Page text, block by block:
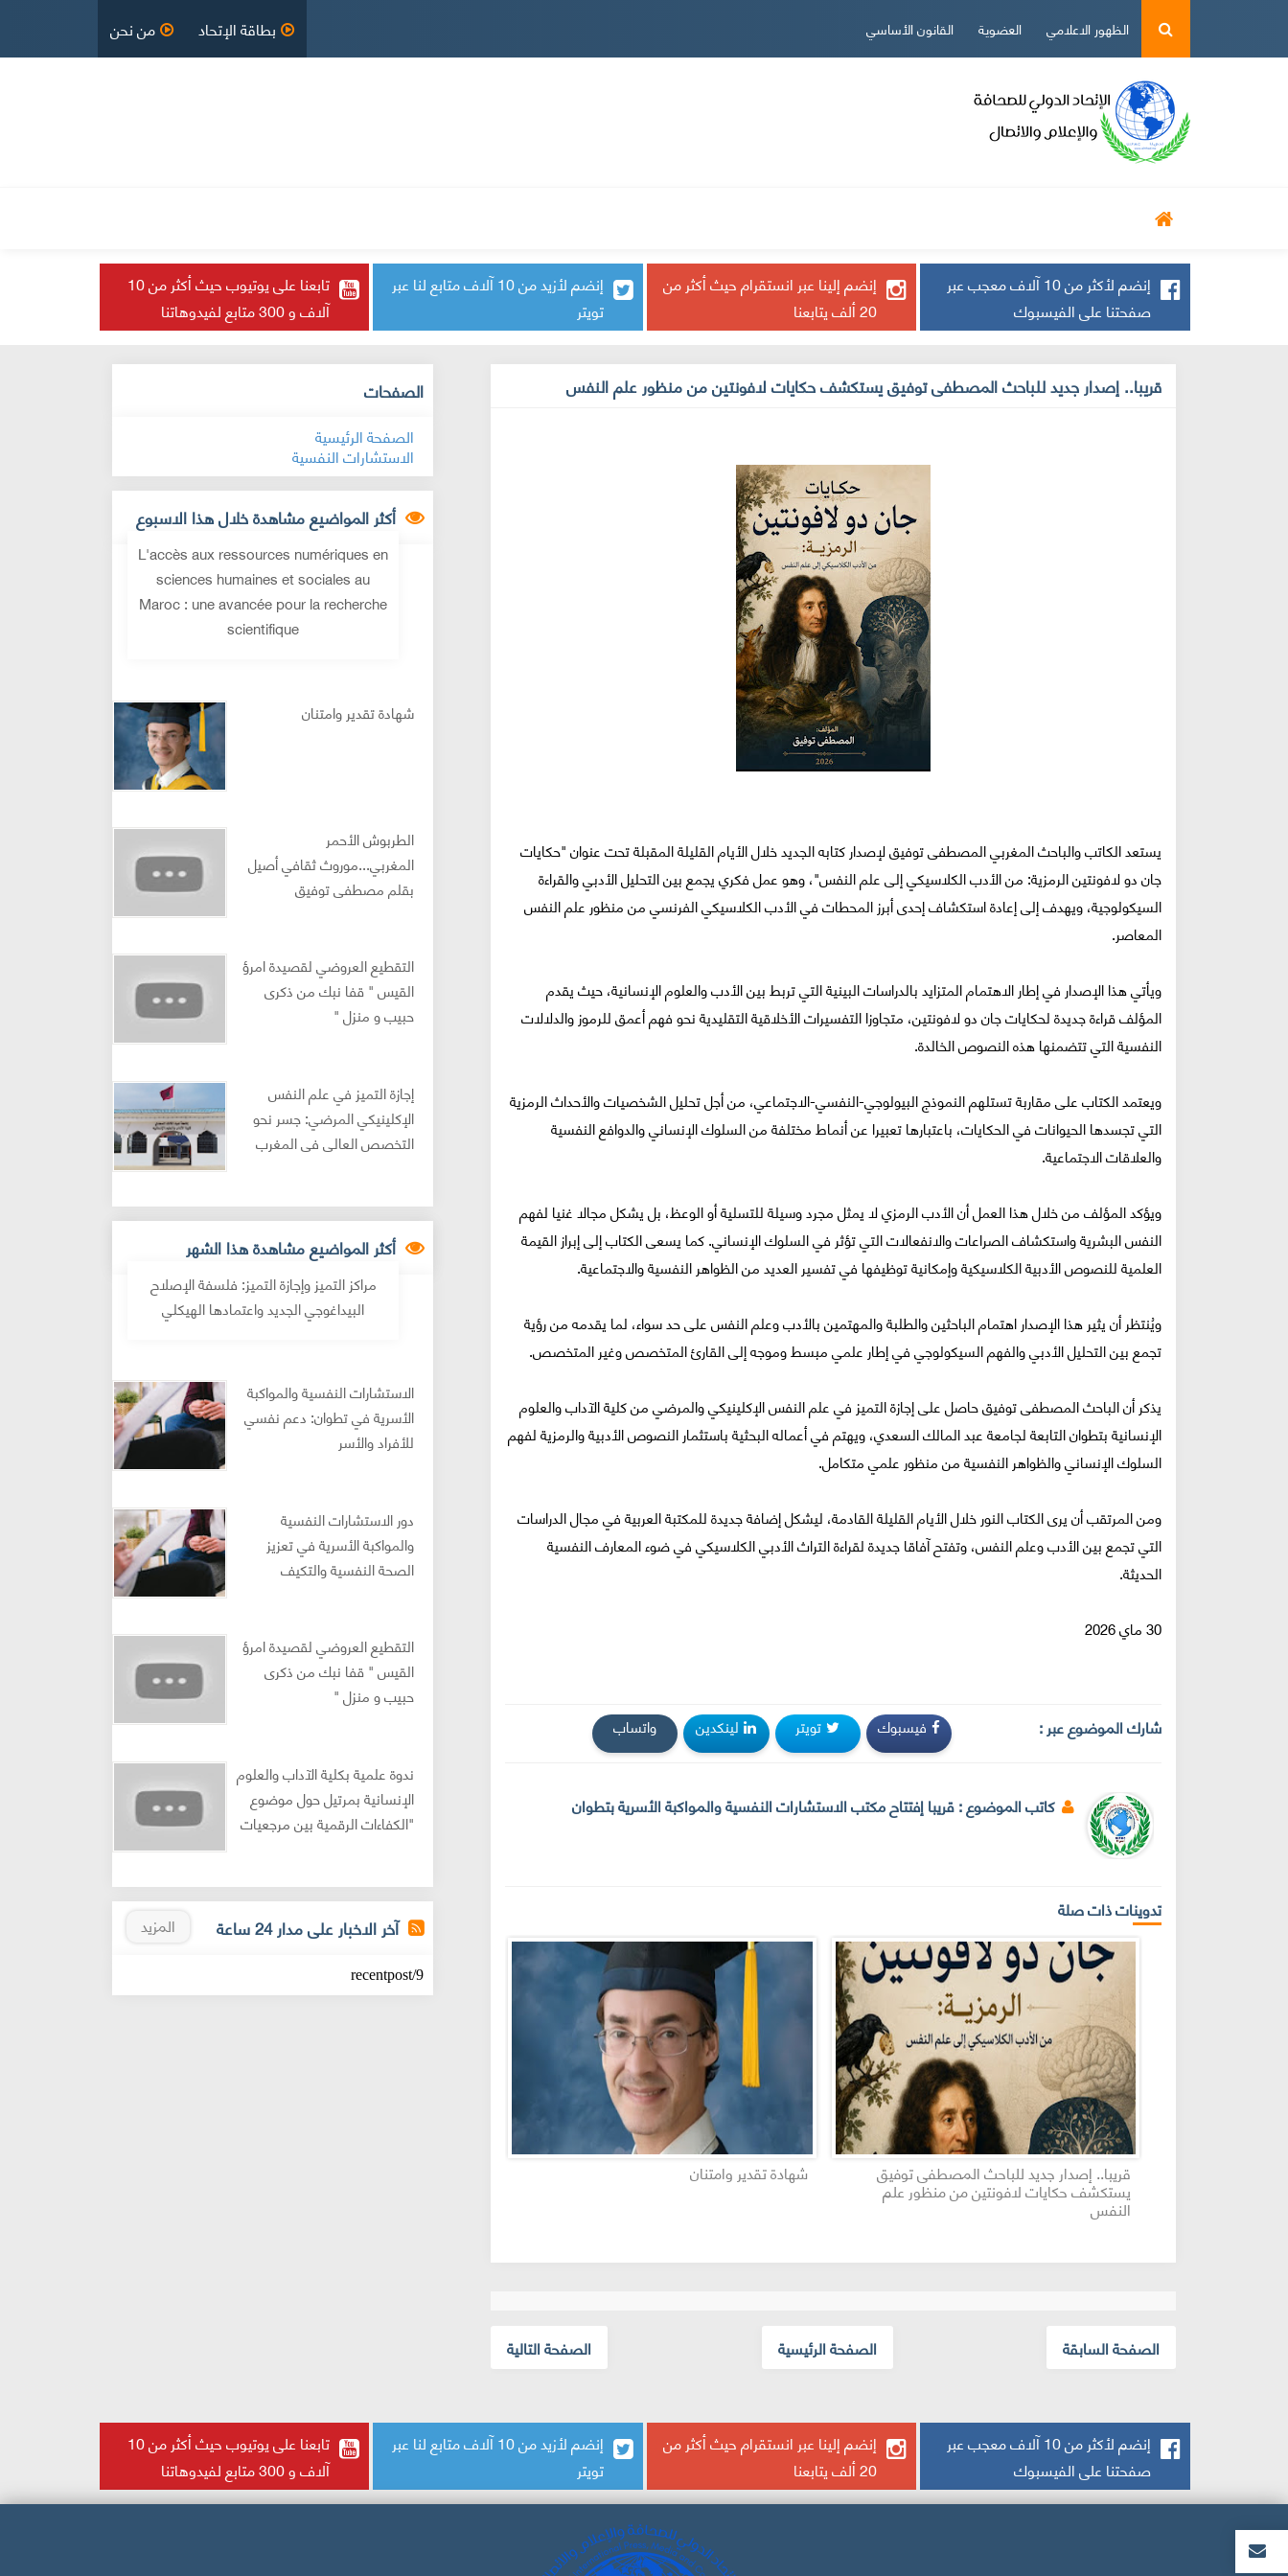
الظهور الاعلامي العضوية القانون الأساسي من نحن بطاقة الإتحاد
أخ دولية أخ وطنية حوارات رياضة ثقافة معرض الصور كتاب و آراء علم النفس القانون الأساسي English مدراء
إنضم لأكثر من 10 آلاف معجب عبر
صفحتنا على الفيسبوك
إنضم إلينا عبر انستقرام حيث أكثر من
20 ألف يتابعنا
إنضم لأزيد من 10 آلاف متابع لنا عبر
تويتر
تابعنا على يوتيوب حيث أكثر من 10
آلاف و 300 متابع لفيدوهاتنا
قريبا.. إصدار جديد للباحث المصطفى توفيق يستكشف حكايات لافونتين من منظور علم النفس
يستعد الكاتب والباحث المغربي المصطفى توفيق لإصدار كتابه الجديد خلال الأيام القليلة المقبلة تحت عنوان "حكايات
جان دو لافونتين الرمزية: من الأدب الكلاسيكي إلى علم النفس"، وهو عمل فكري يجمع بين التحليل الأدبي والقراءة
السيكولوجية، ويهدف إلى إعادة استكشاف إحدى أبرز المحطات في الأدب الكلاسيكي الفرنسي من منظور علم النفس
المعاصر.
ويأتي هذا الإصدار في إطار الاهتمام المتزايد بالدراسات البينية التي تربط بين الأدب والعلوم الإنسانية، حيث يقدم
المؤلف قراءة جديدة لحكايات جان دو لافونتين، متجاوزا التفسيرات الأخلاقية التقليدية نحو فهم أعمق للرموز والدلالات
النفسية التي تتضمنها هذه النصوص الخالدة.
ويعتمد الكتاب على مقاربة تستلهم النموذج البيولوجي-النفسي-الاجتماعي، من أجل تحليل الشخصيات والأحداث الرمزية
التي تجسدها الحيوانات في الحكايات، باعتبارها تعبيرا عن أنماط مختلفة من السلوك الإنساني والدوافع النفسية
والعلاقات الاجتماعية.
ويؤكد المؤلف من خلال هذا العمل أن الأدب الرمزي لا يمثل مجرد وسيلة للتسلية أو الوعظ، بل يشكل مجالا غنيا لفهم
النفس البشرية واستكشاف الصراعات والانفعالات التي تؤثر في السلوك الإنساني. كما يسعى الكتاب إلى إبراز القيمة
العلمية للنصوص الأدبية الكلاسيكية وإمكانية توظيفها في تفسير العديد من الظواهر النفسية والاجتماعية.
ويُنتظر أن يثير هذا الإصدار اهتمام الباحثين والطلبة والمهتمين بالأدب وعلم النفس على حد سواء، لما يقدمه من رؤية
تجمع بين التحليل الأدبي والفهم السيكولوجي في إطار علمي مبسط وموجه إلى القارئ المتخصص وغير المتخصص.
يذكر أن الباحث المصطفى توفيق حاصل على إجازة التميز في علم النفس الإكلينيكي والمرضي من كلية الآداب والعلوم
الإنسانية بتطوان التابعة لجامعة عبد المالك السعدي، ويهتم في أعماله البحثية باستثمار النصوص الأدبية والرمزية لفهم
السلوك الإنساني والظواهر النفسية من منظور علمي متكامل.
ومن المرتقب أن يرى الكتاب النور خلال الأيام القليلة القادمة، ليشكل إضافة جديدة للمكتبة العربية في مجال الدراسات
التي تجمع بين الأدب وعلم النفس، وتفتح آفاقا جديدة لقراءة التراث الأدبي الكلاسيكي في ضوء المعارف النفسية
الحديثة.
30 ماي 2026
شارك الموضوع عبر : فيسبوك تويتر لينكدين واتساب
كاتب الموضوع :قريبا إفتتاح مكتب الاستشارات النفسية والمواكبة الأسرية بتطوان
تدوينات ذات صلة
شهادة تقدير وامتنان L'accès aux ressources numériques en
sciences humaines et sociales au Maroc :
الصفحة التالية الصفحة السابقة الصفحة الرئيسية
الصفحات
الصفحة الرئيسية
الاستشارات النفسية
أكثر المواضيع مشاهدة خلال هذا الاسبوع
L'accès aux ressources numériques en
sciences humaines et sociales au
Maroc : une avancée pour la recherche
scientifique
شهادة تقدير وامتنان
الطربوش الأحمر
المغربي...موروث ثقافي أصيل
بقلم مصطفى توفيق
التقطيع العروضي لقصيدة امرؤ
القيس " قفا نبك من ذكرى
حبيب و منزل "
إجازة التميز في علم النفس
الإكلينيكي المرضي: جسر نحو
التخصص العالي في المغرب
أكثر المواضيع مشاهدة هذا الشهر
مراكز التميز وإجازة التميز: فلسفة الإصلاح
البيداغوجي الجديد واعتمادها الهيكلي
الاستشارات النفسية والمواكبة
الأسرية في تطوان: دعم نفسي
للأفراد والأسر
دور الاستشارات النفسية
والمواكبة الأسرية في تعزيز
الصحة النفسية والتكيف
التقطيع العروضي لقصيدة امرؤ
القيس " قفا نبك من ذكرى
حبيب و منزل "
ندوة علمية بكلية الآداب والعلوم
الإنسانية بمرتيل حول موضوع
"الكفاءات الرقمية بين مرجعيات
آخر الاخبار على مدار 24 ساعة المزيد
9/recentpost
إنضم لأكثر من 10 آلاف معجب عبر
صفحتنا على الفيسبوك
إنضم إلينا عبر انستقرام حيث أكثر من
20 ألف يتابعنا
إنضم لأزيد من 10 آلاف متابع لنا عبر
تويتر
تابعنا على يوتيوب حيث أكثر من 10
آلاف و 300 متابع لفيدوهاتنا